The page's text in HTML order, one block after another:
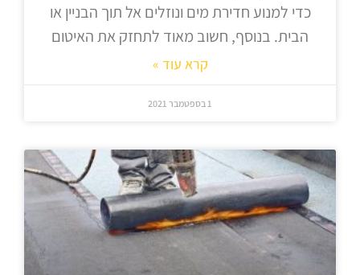
כדי למנוע חדירת מים ונוזלים אל תוך הבניין או
הבית. בנוסף, חשוב מאוד לתחזק את האיטום
קרא עוד »
1 בספטמבר 2021